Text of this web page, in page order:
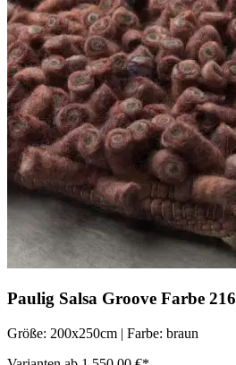
Paulig Salsa Groove Farbe 216
Größe: 200x250cm | Farbe: braun